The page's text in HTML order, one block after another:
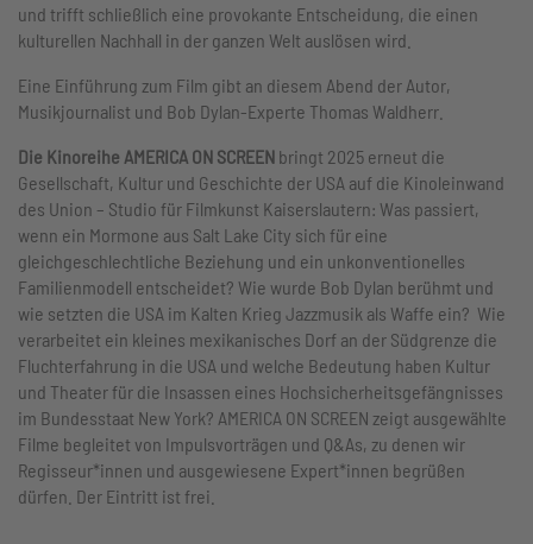
und trifft schließlich eine provokante Entscheidung, die einen
kulturellen Nachhall in der ganzen Welt auslösen wird.
Eine Einführung zum Film gibt an diesem Abend der Autor,
Musikjournalist und Bob Dylan-Experte Thomas Waldherr.
Die Kinoreihe AMERICA ON SCREEN bringt 2025 erneut die
Gesellschaft, Kultur und Geschichte der USA auf die Kinoleinwand
des Union – Studio für Filmkunst Kaiserslautern: Was passiert,
wenn ein Mormone aus Salt Lake City sich für eine
gleichgeschlechtliche Beziehung und ein unkonventionelles
Familienmodell entscheidet? Wie wurde Bob Dylan berühmt und
wie setzten die USA im Kalten Krieg Jazzmusik als Waffe ein? Wie
verarbeitet ein kleines mexikanisches Dorf an der Südgrenze die
Fluchterfahrung in die USA und welche Bedeutung haben Kultur
und Theater für die Insassen eines Hochsicherheitsgefängnisses
im Bundesstaat New York? AMERICA ON SCREEN zeigt ausgewählte
Filme begleitet von Impulsvorträgen und Q&As, zu denen wir
Regisseur*innen und ausgewiesene Expert*innen begrüßen
dürfen. Der Eintritt ist frei.